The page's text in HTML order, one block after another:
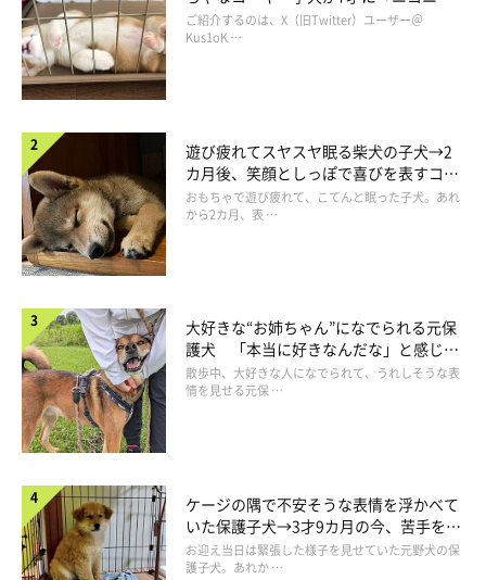
こひなちゃんはどんなコ？
ご飯食べて満足気な様子のこひなちゃん
@kohina0506
コ“コーギースマイル”が魅力のコに成
長！
ご紹介するのは、X（旧Twitter）ユーザー＠
Kus1oK …
遊び疲れてスヤスヤ眠る柴犬の子犬→2
カ月後、笑顔としっぽで喜びを表すコに
成長！
おもちゃで遊び疲れて、こてんと眠った子犬。あれ
から2カ月、表 …
大好きな“お姉ちゃん”になでられる元保
護犬 「本当に好きなんだな」と感じる
表情にほっこり
散歩中、大好きな人になでられて、うれしそうな表
情を見せる元保 …
ケージの隅で不安そうな表情を浮かべて
いた保護子犬→3才9カ月の今、苦手を克
服し頼もしいコに成長！
お迎え当日は緊張した様子を見せていた元野犬の保
護子犬。あれか …